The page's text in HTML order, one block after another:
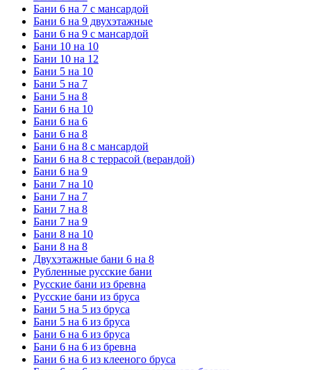
Бани 6 на 7 с мансардой
Бани 6 на 9 двухэтажные
Бани 6 на 9 с мансардой
Бани 10 на 10
Бани 10 на 12
Бани 5 на 10
Бани 5 на 7
Бани 5 на 8
Бани 6 на 10
Бани 6 на 6
Бани 6 на 8
Бани 6 на 8 с мансардой
Бани 6 на 8 с террасой (верандой)
Бани 6 на 9
Бани 7 на 10
Бани 7 на 7
Бани 7 на 8
Бани 7 на 9
Бани 8 на 10
Бани 8 на 8
Двухэтажные бани 6 на 8
Рубленные русские бани
Русские бани из бревна
Русские бани из бруса
Бани 5 на 5 из бруса
Бани 5 на 6 из бруса
Бани 6 на 6 из бруса
Бани 6 на 6 из бревна
Бани 6 на 6 из клееного бруса